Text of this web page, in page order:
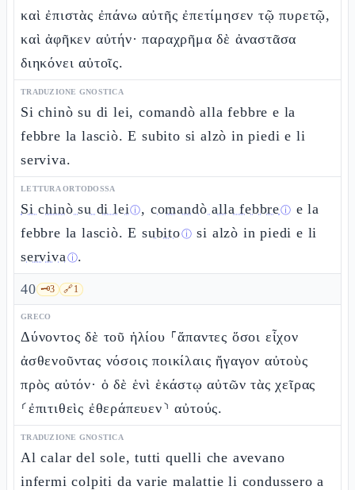
καὶ ἐπιστὰς ἐπάνω αὐτῆς ἐπετίμησεν τῷ πυρετῷ,
καὶ ἀφῆκεν αὐτήν· παραχρῆμα δὲ ἀναστᾶσα
διηκόνει αὐτοῖς.
TRADUZIONE GNOSTICA
Si chinò su di lei, comandò alla febbre e la
febbre la lasciò. E subito si alzò in piedi e li
serviva.
LETTURA ORTODOSSA
Si chinò su di leiⓘ, comandò alla febbreⓘ e la
febbre la lasciò. Esubitoⓘ si alzò in piedi e li
servivaⓘ.
40 🗝️3 🔗1
GRECO
Δύνοντος δὲ τοῦ ἡλίου ⸀ἅπαντες ὅσοι εἶχον
ἀσθενοῦντας νόσοις ποικίλαις ἤγαγον αὐτοὺς
πρὸς αὐτόν· ὁ δὲ ἑνὶ ἑκάστῳ αὐτῶν τὰς χεῖρας
⸂ἐπιτιθεὶς ἐθεράπευεν⸃ αὐτούς.
TRADUZIONE GNOSTICA
Al calar del sole, tutti quelli che avevano
infermi colpiti da varie malattie li condussero a